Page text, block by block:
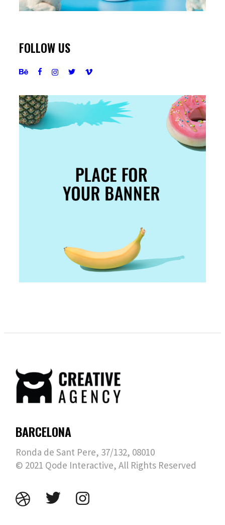
FOLLOW US
BARCELONA
Ronda de Sant Pere, 37/132, 08010
© 2021 Qode Interactive, All Rights Reserved